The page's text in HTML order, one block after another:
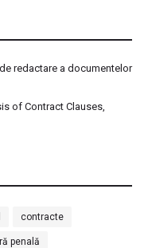
redactare a documentelor
of Contract Clauses,
contracte
penală